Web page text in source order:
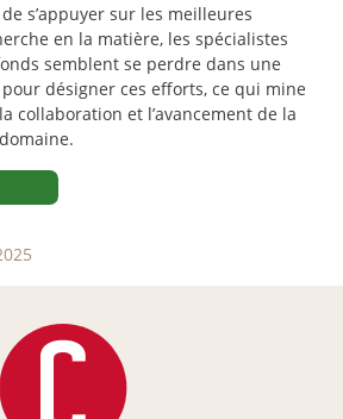
s’appuyer sur les meilleures
en la matière, les spécialistes
semblent se perdre dans une
désigner ces efforts, ce qui mine
collaboration et l’avancement de la